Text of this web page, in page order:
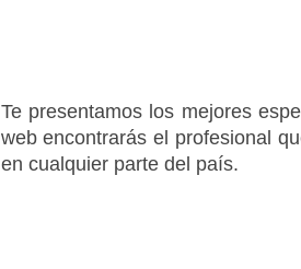
Te presentamos los mejores
web encontrarás el profesional
en cualquier parte del país.